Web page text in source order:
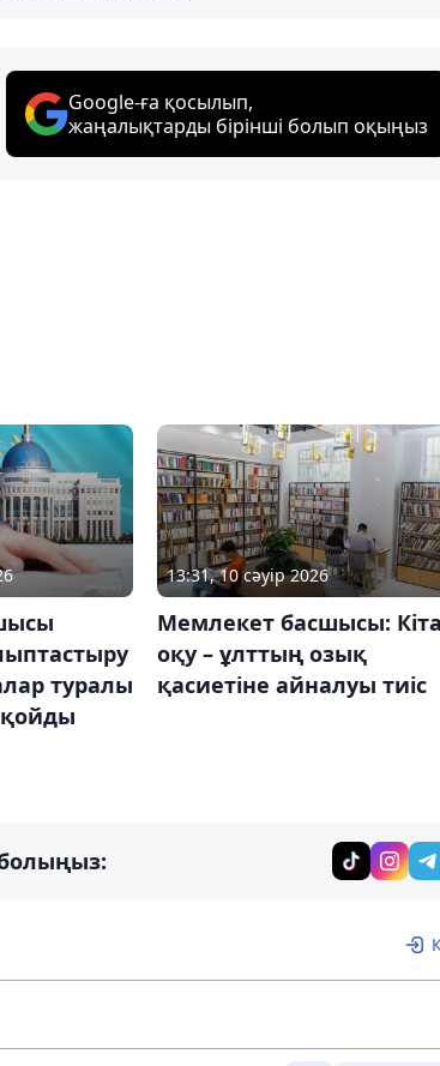
Google-ға қосылып,
жаңалықтарды бірінші болып оқыңыз
туралы
13:31, 10 сәуір 2026
Мемлекет басшысы:
оқу – ұлттың озық
қасиетіне айналуы тиіс